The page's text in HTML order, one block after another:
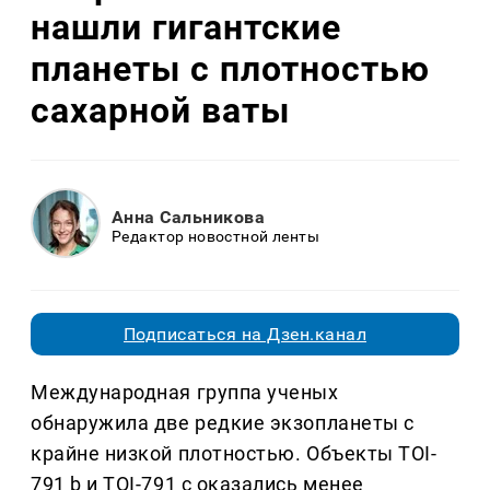
нашли гигантские
планеты с плотностью
сахарной ваты
Анна Сальникова
Редактор новостной ленты
Подписаться на Дзен.канал
Международная группа ученых
обнаружила две редкие экзопланеты с
крайне низкой плотностью. Объекты TOI-
791 b и TOI-791 c оказались менее